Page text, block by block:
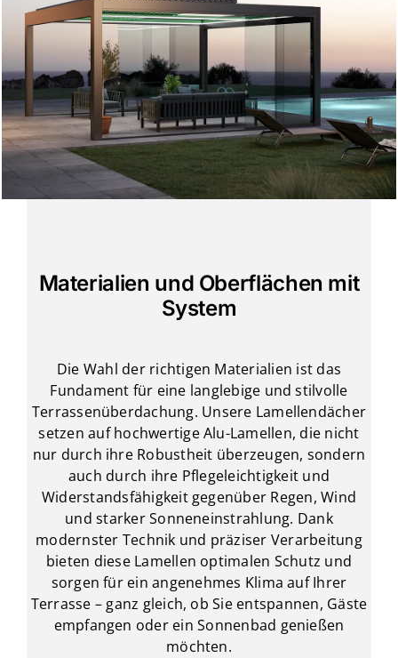
Materialien und Oberflächen mit
System
Die Wahl der richtigen Materialien ist das
Fundament für eine langlebige und stilvolle
Terrassenüberdachung. Unsere Lamellendächer
setzen auf hochwertige Alu-Lamellen, die nicht
nur durch ihre Robustheit überzeugen, sondern
auch durch ihre Pflegeleichtigkeit und
Widerstandsfähigkeit gegenüber Regen, Wind
und starker Sonneneinstrahlung. Dank
modernster Technik und präziser Verarbeitung
bieten diese Lamellen optimalen Schutz und
sorgen für ein angenehmes Klima auf Ihrer
Terrasse – ganz gleich, ob Sie entspannen, Gäste
empfangen oder ein Sonnenbad genießen
möchten.